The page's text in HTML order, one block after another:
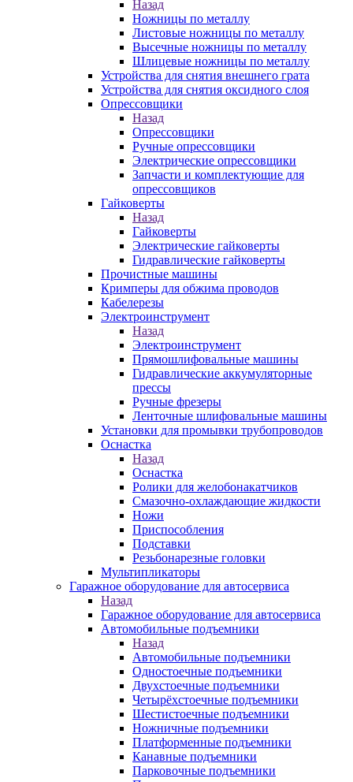
Назад
Ножницы по металлу
Листовые ножницы по металлу
Высечные ножницы по металлу
Шлицевые ножницы по металлу
Устройства для снятия внешнего грата
Устройства для снятия оксидного слоя
Опрессовщики
Назад
Опрессовщики
Ручные опрессовщики
Электрические опрессовщики
Запчасти и комплектующие для
опрессовщиков
Гайковерты
Назад
Гайковерты
Электрические гайковерты
Гидравлические гайковерты
Прочистные машины
Кримперы для обжима проводов
Кабелерезы
Электроинструмент
Назад
Электроинструмент
Прямошлифовальные машины
Гидравлические аккумуляторные
прессы
Ручные фрезеры
Ленточные шлифовальные машины
Установки для промывки трубопроводов
Оснастка
Назад
Оснастка
Ролики для желобонакатчиков
Смазочно-охлаждающие жидкости
Ножи
Приспособления
Подставки
Резьбонарезные головки
Мультипликаторы
Гаражное оборудование для автосервиса
Назад
Гаражное оборудование для автосервиса
Автомобильные подъемники
Назад
Автомобильные подъемники
Одностоечные подъемники
Двухстоечные подъемники
Четырёхстоечные подъемники
Шестистоечные подъемники
Ножничные подъемники
Платформенные подъемники
Канавные подъемники
Парковочные подъемники